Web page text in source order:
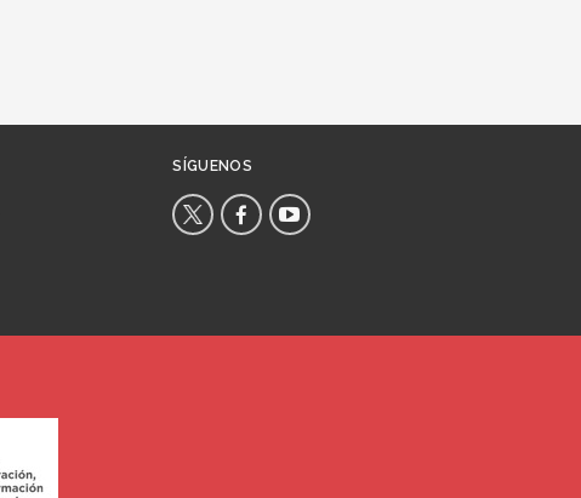
SÍGUENOS